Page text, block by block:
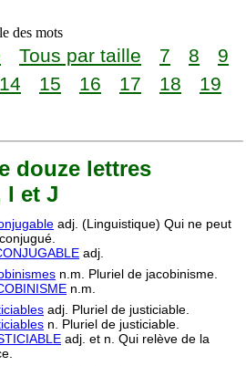
des mots
Tous par taille 7 8
9
14 15 16 17 18
19
douze lettres
I et J
adj. (Linguistique) Qui ne peut
adj.
n.m. Pluriel de jacobinisme.
n.m.
adj. Pluriel de justiciable.
n. Pluriel de justiciable.
adj. et n. Qui relève de la